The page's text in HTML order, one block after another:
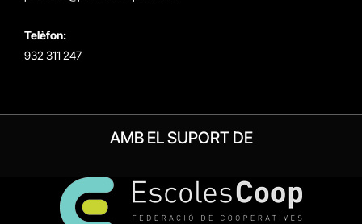
Telèfon:
932 311 247
AMB EL SUPORT DE